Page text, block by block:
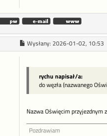
Wysłany: 2026-01-02, 10:53
rychu napisał/a:
do węzła (nazwanego
Nazwa Oświęcim przyjezdnym
Pozdrawiam